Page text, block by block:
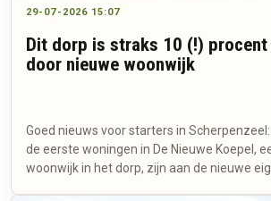
29-07-2026 15:07
Dit dorp is straks 10 (!)
door nieuwe woonwijk
Goed nieuws voor starters in
de eerste woningen in De Nieuwe Koepel,
woonwijk in het dorp, zijn aan de nieuwe